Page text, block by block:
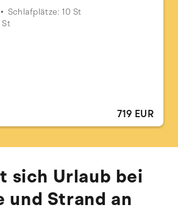
Schlafplätze: 10 St
St
719 EUR
sich Urlaub bei
und Strand an